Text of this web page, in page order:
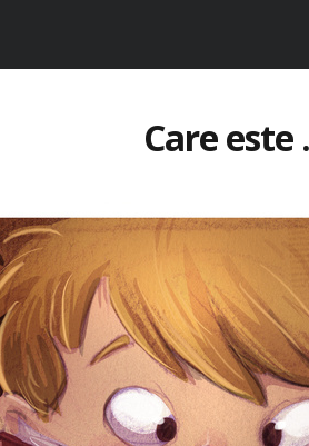
Care este